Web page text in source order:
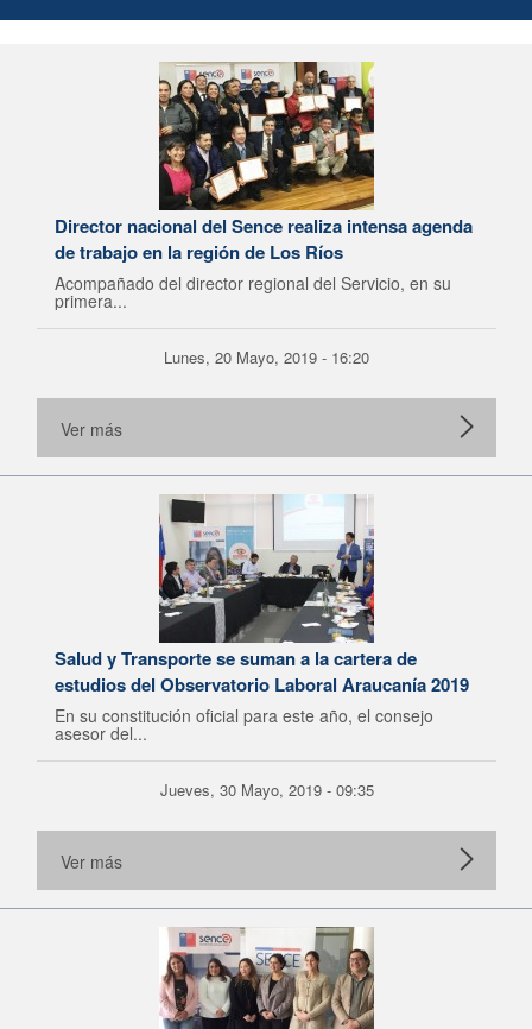
Director nacional del Sence realiza intensa agenda
de trabajo en la región de Los Ríos
Acompañado del director regional del Servicio, en su
primera...
Lunes, 20 Mayo, 2019 - 16:20
Ver más
Salud y Transporte se suman a la cartera de
estudios del Observatorio Laboral Araucanía 2019
En su constitución oficial para este año, el consejo
asesor del...
Jueves, 30 Mayo, 2019 - 09:35
Ver más